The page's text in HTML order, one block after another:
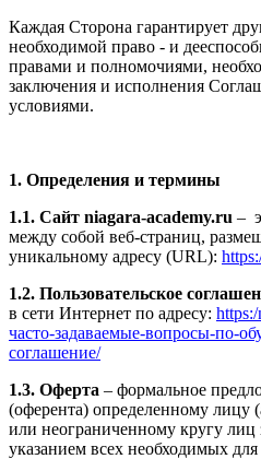
Каждая Сторона гарантирует
необходимой право - и
правами и полномочиями,
заключения и исполнения
условиями.
1. Определения и термины
1.1. Сайт niagara-academy.ru –
между собой веб-страниц,
уникальному адресу (URL):
1.2. Пользовательское
в сети Интернет по адресу:
часто-задаваемые-вопросы-по-
соглашение/
1.3. Оферта – формальное
(оферента) определенному лицу
или неограниченному кругу лиц
указанием всех необходимых